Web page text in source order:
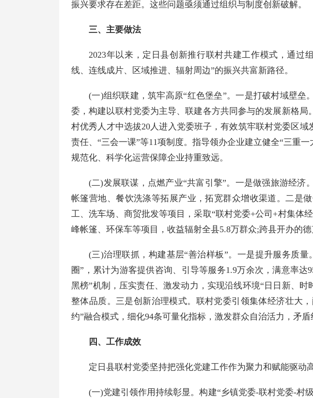
振兴要求存在差距。这些问题亟须通过组织与制度创新破解。
三、主要做法
2023年以来，定日县创新推行联村共建工作模式，通过
线、连线成片、区域推进、辐射周边”的振兴共富新路径。
(一)组织联建，筑牢高原“红色堡垒”。一是打破村域壁
委，构建以联村党委为主导、联建各方共同参与的发展新格
村优秀人才中选拔20人进入党委班子，有效筑牢联村党委区
责任、“三会一课”等11项制度。指导领办企业建立健全“三重
规范化、科学化运营保障企业持重致远。
(二)发展联谋，点燃产业“共富引擎”。一是做强旅游经济
帐篷营地、餐饮洗涤等拓展产业，拓宽群众增收渠道。二是
工、洗车场、商贸批发等项目，采取“联村党委+公司+村集体
峰帐篷、环保车等项目，收益辐射全县5.8万群众;跨县开办的
(三)治理联抓，构建基层“善治样板”。一是提升服务质
圈”，累计为游客提供咨询、引导等服务1.9万余次，满意率
黑榜”机制，压实责任、激发动力，实现沿线环境“日日新、
整体品质。三是创新治理模式。联村党委引领集体经济壮大
约”融合模式，细化94条可量化指标，激发群众自治活力，矛盾
四、工作成效
定日县联村党委坚持把强化党建工作作为聚力和赋能驱动
(一)党建引领作用持续彰显。构建“乡镇党委-联村党委-村